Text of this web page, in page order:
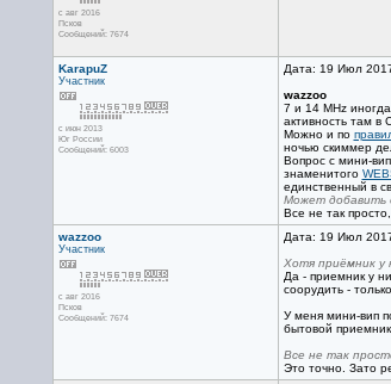
с авг 2016
Псков
Сообщений: 7674
KarapuZ
Участник
с июн 2013
Юг России
Сообщений: 6003
Дата: 19 Июл
wazzoo
7 и 14 MHz
активность там в
Можно и по
ночью скиммер
Вопрос с мини-
знаменитого
единственный в
Может добавить
Все не так
wazzoo
Участник
с авг 2016
Псков
Сообщений: 7674
Дата: 19 Июл
Хотя приёмник у
Да - приемник у
соорудить -
У меня мини-вип
бытовой
Все не так
Это точно. Зато